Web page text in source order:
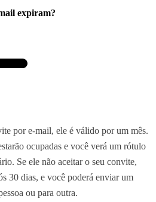
expiram?
por e-mail, ele é válido por um mês.
ocupadas e você verá um rótulo
Se ele não aceitar o seu convite,
30 dias, e você poderá enviar um
ou para outra.